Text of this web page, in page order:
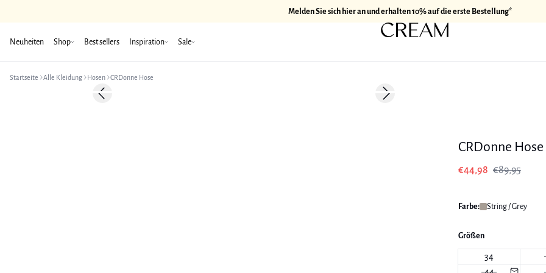
Melden Sie sich hier an und erhalten 10% auf die erste Bestellung*
Neuheiten Shop Best sellers Inspiration Sale
Startseite Alle Kleidung Hosen CRDonne Hose
-50%Previous slide Next slide
CRDonne Hose
€44,98 €89,95
Farbe: String / Grey
Größen
34